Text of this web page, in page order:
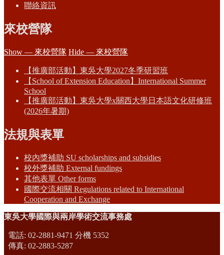
聯絡資訊
來校營隊
Show — 來校營隊 Hide — 來校營隊
【推廣部活動】東吳大學2027冬季研習班
【School of Extension Education】International Summer
School
【推廣部活動】東吳大學x關西大學日本語文化研修班
(2026年暑期)
法規與表單
校內獎補助 SU scholarships and subsidies
校外獎補助 External fundings
其他表單 Other forms
國際交流相關 Regulations related to International
Cooperation and Exchange
東吳大學國際與兩岸學術交流事務處
電話: 02-2881-9471 分機 5352
傳真: 02-2883-5287